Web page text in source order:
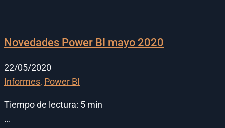
Novedades Power BI mayo 2020
22/05/2020
Informes, Power BI
Tiempo de lectura: 5 min
…